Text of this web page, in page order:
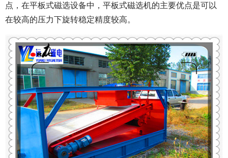
点，在平板式磁选设备中，平板式磁选机的主要优点是可以
在较高的压力下旋转稳定精度较高。